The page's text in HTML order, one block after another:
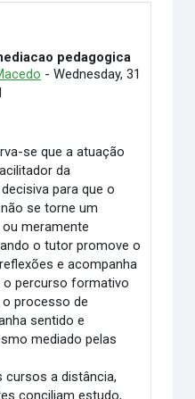
pedagogica
- Wednesday, 31
se que a atuação
da
para que o
se torne um
meramente
o tutor promove o
e acompanha
percurso formativo
processo de
sentido e
mediado pelas
cursos a distância,
conciliam estudo,